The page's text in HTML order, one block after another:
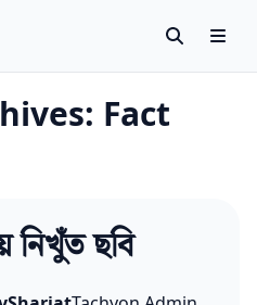
প্ল্যাটফর্ম
Fact
নিখুঁত ছবি